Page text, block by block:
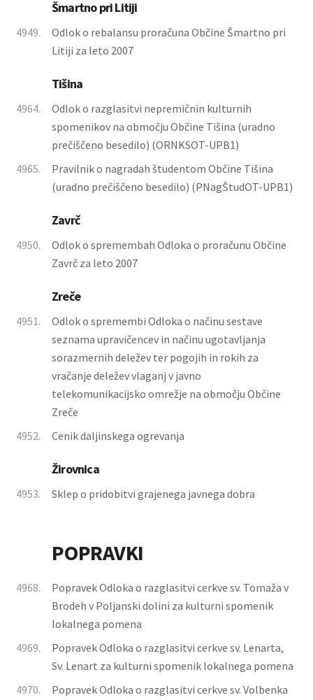
Šmartno pri Litiji
4949.
Odlok o rebalansu proračuna Občine Šmartno pri
Litiji za leto 2007
Tišina
4964.
Odlok o razglasitvi nepremičnin kulturnih
spomenikov na območju Občine Tišina (uradno
prečiščeno besedilo) (ORNKSOT-UPB1)
4965.
Pravilnik o nagradah študentom Občine Tišina
(uradno prečiščeno besedilo) (PNagŠtudOT-UPB1)
Zavrč
4950.
Odlok o spremembah Odloka o proračunu Občine
Zavrč za leto 2007
Zreče
4951.
Odlok o spremembi Odloka o načinu sestave
seznama upravičencev in načinu ugotavljanja
sorazmernih deležev ter pogojih in rokih za
vračanje deležev vlaganj v javno
telekomunikacijsko omrežje na območju Občine
Zreče
4952.
Cenik daljinskega ogrevanja
Žirovnica
4953. Sklep o pridobitvi grajenega javnega dobra
POPRAVKI
4968.
Popravek Odloka o razglasitvi cerkve sv. Tomaža v
Brodeh v Poljanski dolini za kulturni spomenik
lokalnega pomena
4969.
Popravek Odloka o razglasitvi cerkve sv. Lenarta,
Sv. Lenart za kulturni spomenik lokalnega pomena
4970.
Popravek Odloka o razglasitvi cerkve sv. Volbenka